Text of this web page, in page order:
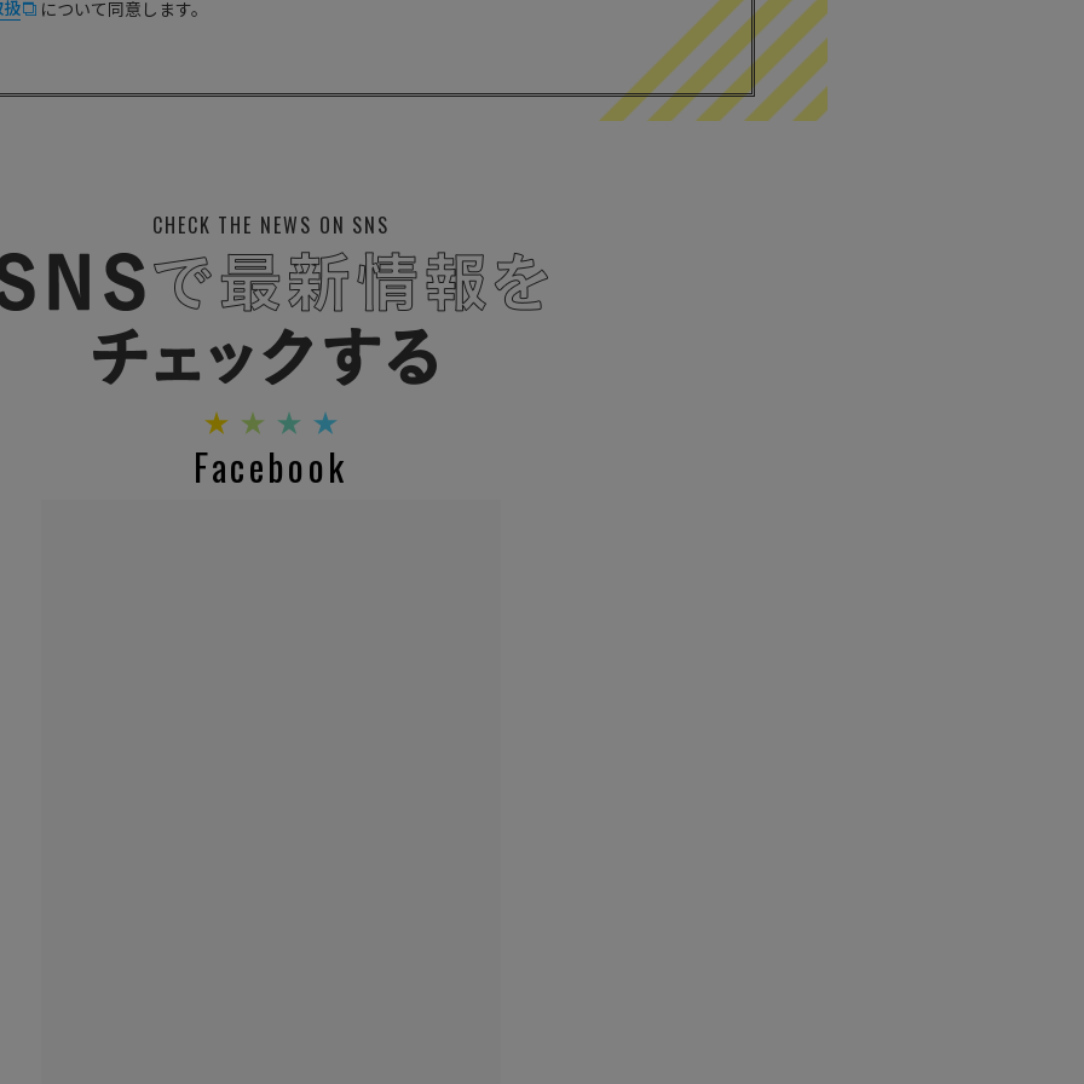
について同意します。
CHECK THE NEWS ON SNS
Facebook